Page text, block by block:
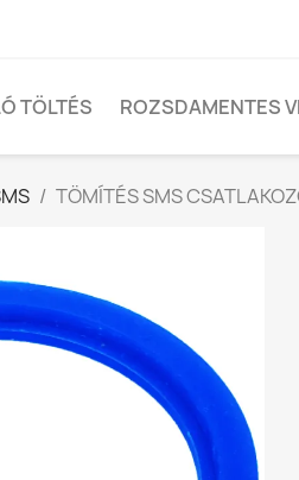
TÖLTÉS ROZSDAMENTES
TÖMÍTÉS SMS